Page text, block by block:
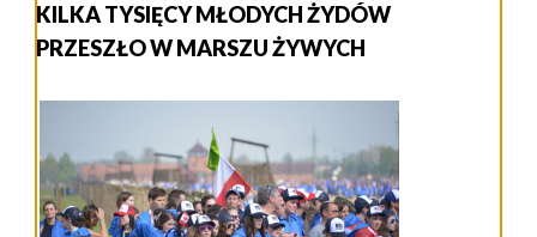
KILKA TYSIĘCY MŁODYCH ŻYDÓW
PRZESZŁO W MARSZU ŻYWYCH